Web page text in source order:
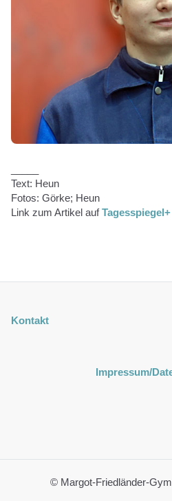
Text: Heun
Fotos: Görke; Heun
Link zum Artikel aufTagesspiegel+
Kontakt
Impressum/
© Margot-Friedländer-